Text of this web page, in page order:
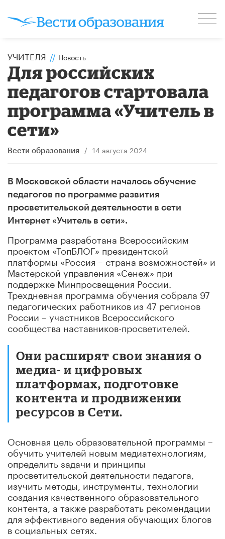
УЧИТЕЛЯ // Новость
Для российских
педагогов стартовала
программа «Учитель в
сети»
Вести образования / 14 августа 2024
В Московской области началось обучение
педагогов по программе развития
просветительской деятельности в сети
Интернет «Учитель в сети».
Программа разработана Всероссийским
проектом «ТопБЛОГ» президентской
платформы «Россия – страна возможностей» и
Мастерской управления «Сенеж» при
поддержке Минпросвещения России.
Трехдневная программа обучения собрала 97
педагогических работников из 47 регионов
России – участников Всероссийского
сообщества наставников-просветителей.
Они расширят свои знания о
медиа- и цифровых
платформах, подготовке
контента и продвижении
ресурсов в Сети.
Основная цель образовательной программы –
обучить учителей новым медиатехнологиям,
определить задачи и принципы
просветительской деятельности педагога,
изучить методы, инструменты, технологии
создания качественного образовательного
контента, а также разработать рекомендации
для эффективного ведения обучающих блогов
в социальных сетях.